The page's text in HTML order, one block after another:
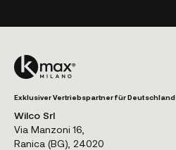
Exklusiver Vertriebspartner für Deutschland
Wilco Srl
Via Manzoni 16,
Ranica (BG), 24020